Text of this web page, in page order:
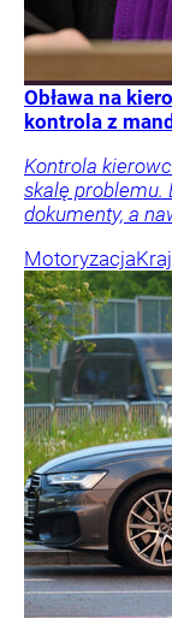
Obława na
kontrola z
Kontrola
skalę problemu.
dokumenty, a
MotoryzacjaKraj